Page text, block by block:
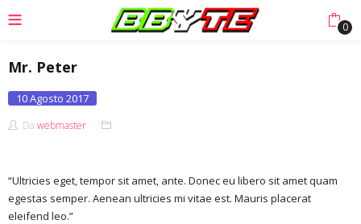
0
Mr. Peter
Posted
10 Agosto 2017
Da webmaster
“Ultricies eget, tempor sit amet, ante. Donec eu libero sit amet quam
egestas semper. Aenean ultricies mi vitae est. Mauris placerat
eleifend leo.”